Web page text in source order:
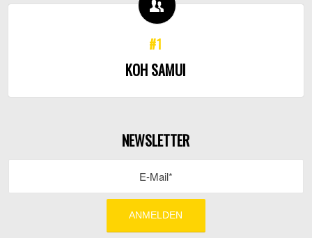
#1
KOH SAMUI
NEWSLETTER